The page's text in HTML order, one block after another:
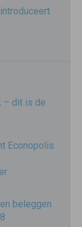
– dit is de
Econopolis
beleggen